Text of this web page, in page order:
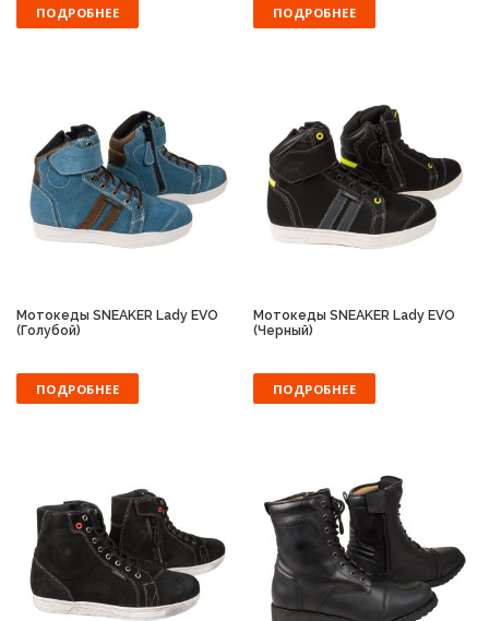
ПОДРОБНЕЕ ПОДРОБНЕЕ
Мотокеды SNEAKER Lady EVO
(Голубой)
ПОДРОБНЕЕ
Мотокеды SNEAKER Lady EVO
(Черный)
ПОДРОБНЕЕ